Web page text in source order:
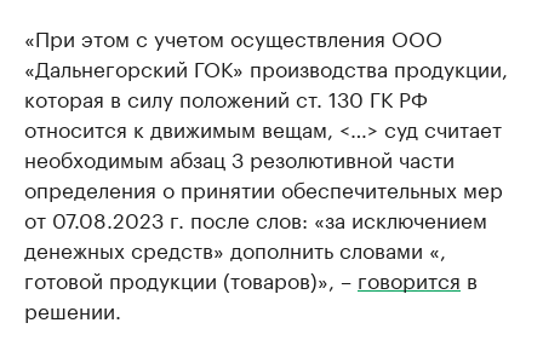
«При этом с учетом осуществления ООО
«Дальнегорский ГОК» производства продукции,
которая в силу положений ст. 130 ГК РФ
относится к движимым вещам, <…> суд считает
необходимым абзац 3 резолютивной части
определения о принятии обеспечительных мер
от 07.08.2023 г. после слов: «за исключением
денежных средств» дополнить словами «,
готовой продукции (товаров)», – говорится в
решении.